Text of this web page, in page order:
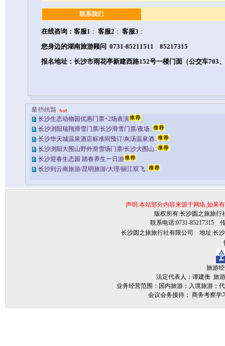
联系我们
在线咨询： 客服1 ： 客服2 ： 客服3 ：
您身边的湖南旅游顾问 0731-85211511 85217315
报名地址：长沙市雨花亭新建西路152号一楼门面（公交车703
长沙生态动物园优惠门票+2场表演
长沙浏阳瑞翔滑雪门票/长沙滑雪门票/夜场..
长沙华天城温泉酒店标准间预订/灰汤温泉酒..
长沙浏阳大围山野外滑雪场门票/长沙大围山..
长沙迎春生态园 踏春养生一日游
长沙到云南旅游/昆明旅游/大理/丽江双飞..
声明:本站部分内容来源于网络,如果
版权所有:长沙圆之旅旅行
联系电话:0731-85217315
长沙圆之旅旅行社有限公司 地址:长
技
旅游
法定代表人：谭建衡 旅
业务经营范围：国内旅游；入境旅游；
会议会务接待； 商务考察学